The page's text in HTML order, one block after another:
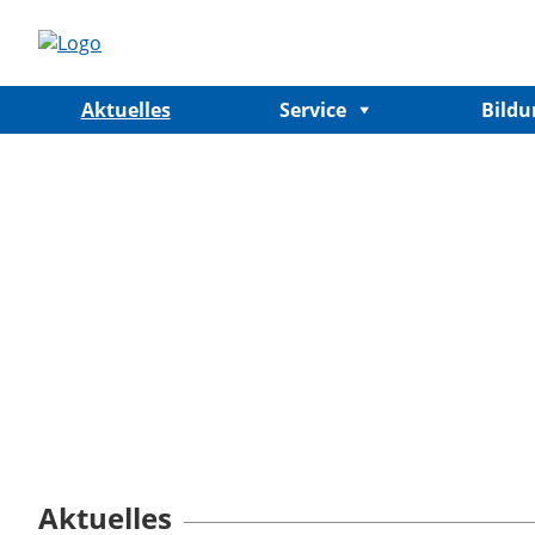
Aktuelles Service
Aktuelles